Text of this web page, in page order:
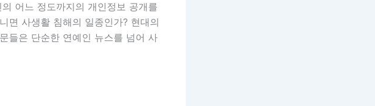
어느 정도까지의 개인정보 공개를
면 사생활 침해의 일종인가? 현대의
들은 단순한 연예인 뉴스를 넘어 사